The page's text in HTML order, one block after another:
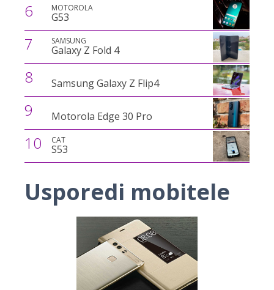
6 MOTOROLA
G53
7 SAMSUNG
Galaxy Z Fold 4
8 Samsung Galaxy Z Flip4
9 Motorola Edge 30 Pro
10 CAT
S53
Usporedi mobitele